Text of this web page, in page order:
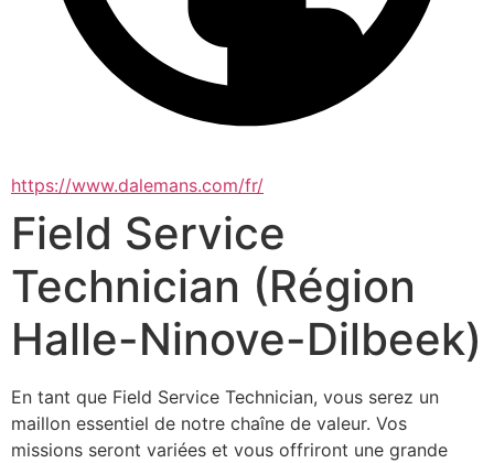
https://www.dalemans.com/fr/
Field Service
Technician (Région
Halle-Ninove-Dilbeek)
En tant que Field Service Technician, vous serez un
maillon essentiel de notre chaîne de valeur. Vos
missions seront variées et vous offriront une grande